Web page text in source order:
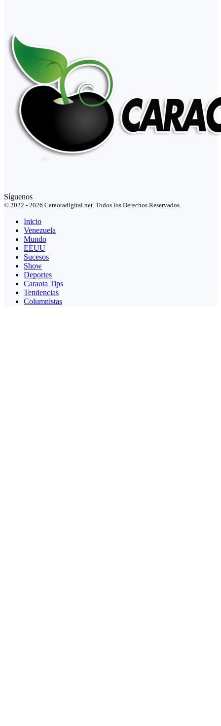
Síguenos
© 2022 - 2026 Caraotadigital.net. Todos los Derechos Reservados.
Inicio
Venezuela
Mundo
EEUU
Sucesos
Show
Deportes
Caraota Tips
Tendencias
Columnistas